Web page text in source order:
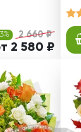
2 660 ₽
2 580 ₽